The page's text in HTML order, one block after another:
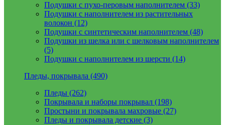
Подушки с пухо-перовым наполнителем (33)
Подушки с наполнителем из растительных
волокон (12)
Подушки с синтетическим наполнителем (48)
Подушки из шелка или с шелковым наполнителем
(5)
Подушки с наполнителем из шерсти (14)
Пледы, покрывала (490)
Пледы (262)
Покрывала и наборы покрывал (198)
Простыни и покрывала махровые (27)
Пледы и покрывала детские (3)